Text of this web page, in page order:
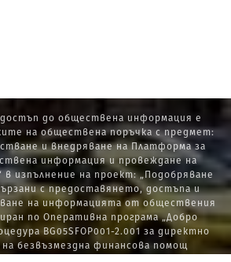
до обществена информация е
на обществена поръчка с предмет:
и внедряване на Платформа за
информация и провеждане на
в изпълнение на проект: „Подобряване
с предоставянето, достъпа и
на информацията от обществения
по Оперативна програма „Добро
BG05SFOP001-2.001 за директно
безвъзмездна финансова помощ